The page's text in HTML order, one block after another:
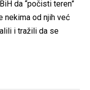
da “počisti teren”
nekima od njih već
i tražili da se